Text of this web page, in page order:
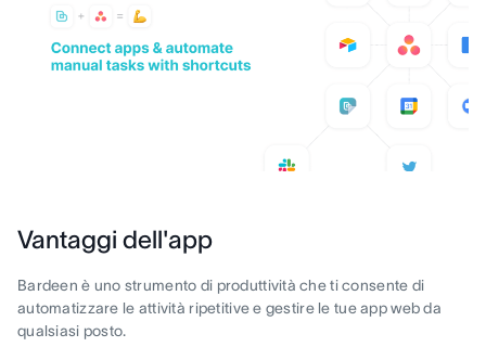
Vantaggi dell'app
Bardeen è uno strumento di produttività che ti consente di
automatizzare le attività ripetitive e gestire le tue app web da
qualsiasi posto.